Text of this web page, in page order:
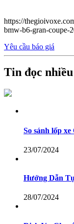
https://
bmw-b6-gran-coupe-
Yêu cầu báo giá
Tin đọc nhiều
So sánh lốp
23/07/2024
Hướng Dẫn
28/07/2024